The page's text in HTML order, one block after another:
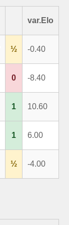
var.Elo
½ -0.40
0 -8.40
1 10.60
1 6.00
½ -4.00